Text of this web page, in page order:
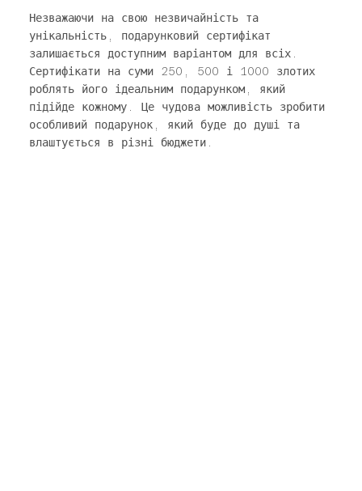
Незважаючи на свою незвичайність та
унікальність, подарунковий сертифікат
залишається доступним варіантом для всіх.
Сертифікати на суми 250, 500 і 1000 злотих
роблять його ідеальним подарунком, який
підійде кожному. Це чудова можливість зробити
особливий подарунок, який буде до душі та
влаштується в різні бюджети.